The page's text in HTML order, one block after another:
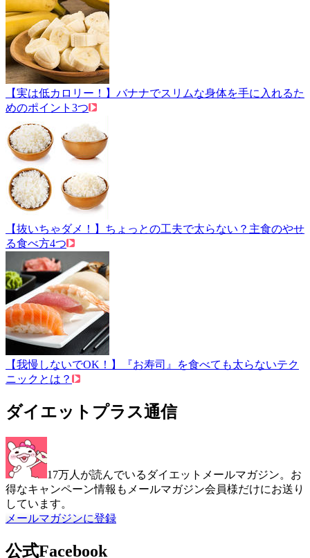
【実は低カロリー！】バナナでスリムな身体を手に入れるた
めのポイント3つ
【抜いちゃダメ！】ちょっとの工夫で太らない？主食のやせ
る食べ方4つ
【我慢しないでOK！】『お寿司』を食べても太らないテク
ニックとは？
ダイエットプラス通信
17万人が読んでいるダイエットメールマガジン。お
得なキャンペーン情報もメールマガジン会員様だけにお送り
しています。
メールマガジンに登録
公式Facebook